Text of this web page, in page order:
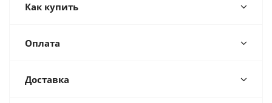
Как купить
Оплата
Доставка